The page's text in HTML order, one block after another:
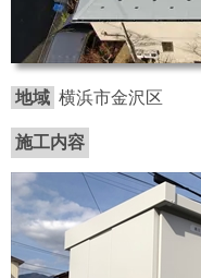
地域 横浜市金沢区
施工内容